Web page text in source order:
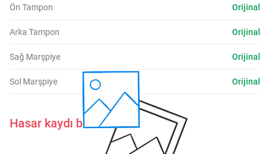
Ön Tampon Orijinal
Arka Tampon Orijinal
Sağ Marşpiye Orijinal
Sol Marşpiye Orijinal
Hasar kaydı belirtilmemiştir.